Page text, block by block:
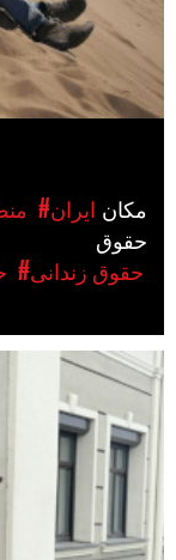
#ایران
#حقوق زندانی